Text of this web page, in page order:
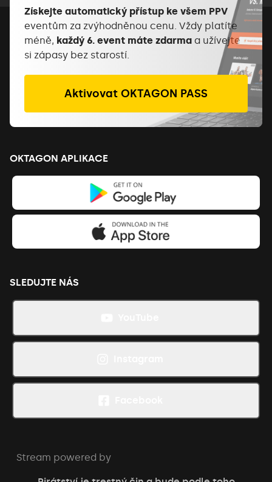
Získejte automatický přístup ke všem PPV
eventům za zvýhodněnou cenu. Vždy platíte
méně, každý 6. event máte zdarma a užívejte
si zápasy bez starostí.
Aktivovat OKTAGON PASS
OKTAGON APLIKACE
SLEDUJTE NÁS
Stream powered by